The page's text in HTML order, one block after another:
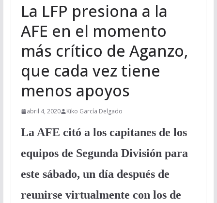
La LFP presiona a la
AFE en el momento
más crítico de Aganzo,
que cada vez tiene
menos apoyos
abril 4, 2020 Kiko García Delgado
La AFE citó a los capitanes de los
equipos de Segunda División para
este sábado, un día después de
reunirse virtualmente con los de